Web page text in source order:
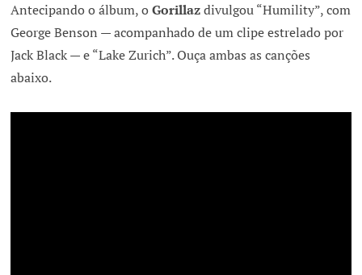
Antecipando o álbum, oGorillazdivulgou “Humility”, com
George Benson — acompanhado de um clipe estrelado por
Jack Black — e “Lake Zurich”. Ouça ambas as canções
abaixo.